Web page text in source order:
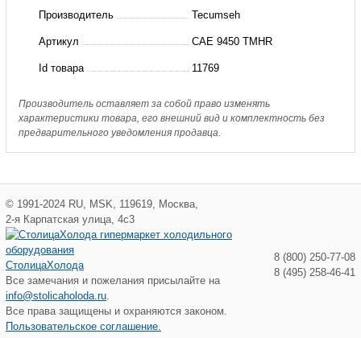
(CAE9450TMHR)
Производитель Tecumseh
Артикул CAE 9450 TMHR
Id товара 11769
Производитель оставляет за собой право изменять
характеристики товара, его внешний вид и комплектность без
предварительного уведомления продавца.
© 1991-2024 RU MSK 119619 Москва
2-я Карпатская улица, 4с3
СтолицаХолода
Все замечания и пожелания присылайте на
info@stolicaholoda.ru
Все права защищены и охраняются законом.
Пользовательское соглашение.
8 (800) 250-77-08
8 (495) 258-46-41